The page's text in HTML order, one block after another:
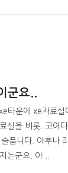
군요..
타운에 xe자료실
실을 비롯..코어
픔니다. 야후나
는군요. 아...